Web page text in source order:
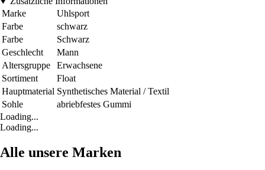
Marke
Uhlsport
Farbe
schwarz
Farbe
Schwarz
Geschlecht
Mann
Altersgruppe
Erwachsene
Sortiment
Float
Hauptmaterial Synthetisches Material / Textil
Sohle
abriebfestes Gummi
Loading...
Loading...
Alle unsere Marken